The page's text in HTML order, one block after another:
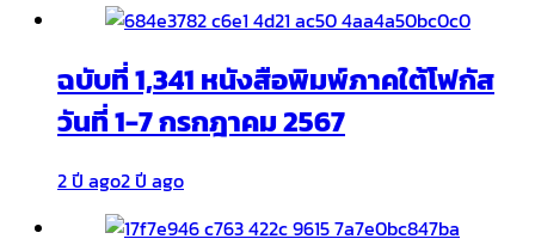
ฉบับที่ 1,341 หนังสือพิมพ์ภาคใต้โฟกัส
วันที่ 1-7 กรกฎาคม 2567
2 ปี ago2 ปี ago